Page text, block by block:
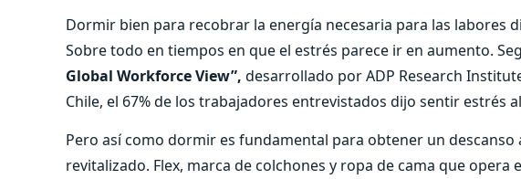
Dormir bien para recobrar la energía necesaria para las labores
Sobre todo en tiempos en que el estrés parece ir en aumento.
Global Workforce View”, desarrollado por ADP Research
Chile, el 67% de los trabajadores entrevistados dijo sentir estrés
Pero así como dormir es fundamental para obtener un
revitalizado. Flex, marca de colchones y ropa de cama que opera